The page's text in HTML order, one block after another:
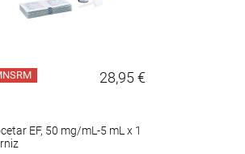
28,95 €
EF, 50 mg/mL-5 mL x 1